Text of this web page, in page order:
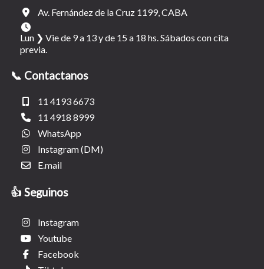
Av. Fernández de la Cruz 1199, CABA
Lun ❯ Vie de 9 a 13 y de 15 a 18 hs. Sábados con cita
previa.
📞 Contactanos
11 4193 6673
11 4918 8999
WhatsApp
Instagram (DM)
E.mail
👍 Seguinos
Instagram
Youtube
Facebook